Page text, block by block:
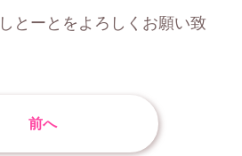
とーとをよろしくお願い致
前へ